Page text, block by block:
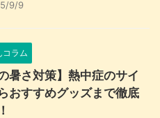
9/9
コラム
の暑さ対策】熱中症のサイ
おすすめグッズまで徹底